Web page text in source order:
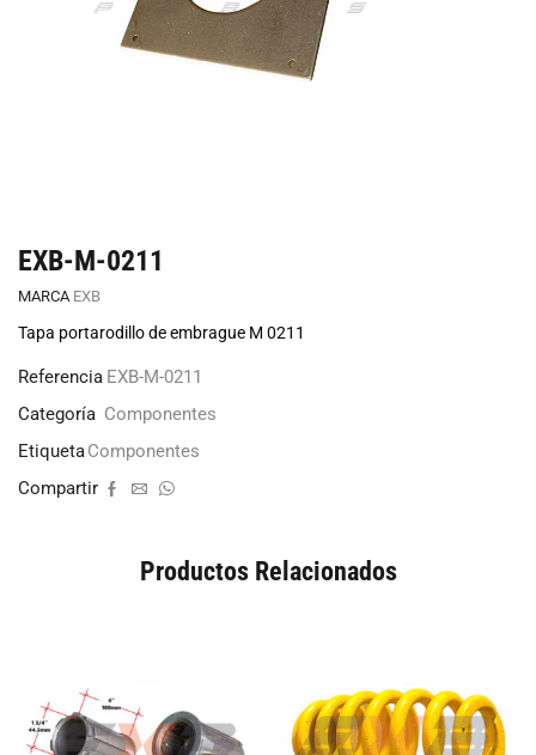
EXB-M-0211
MARCA EXB
Tapa portarodillo de embrague M 0211
Referencia EXB-M-0211
Categoría Componentes
EtiquetaComponentes
Compartir
Productos Relacionados